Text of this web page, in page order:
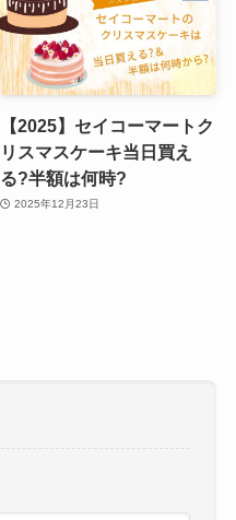
【2025】セイコーマートク
リスマスケーキ当日買え
る?半額は何時?
2025年12月23日